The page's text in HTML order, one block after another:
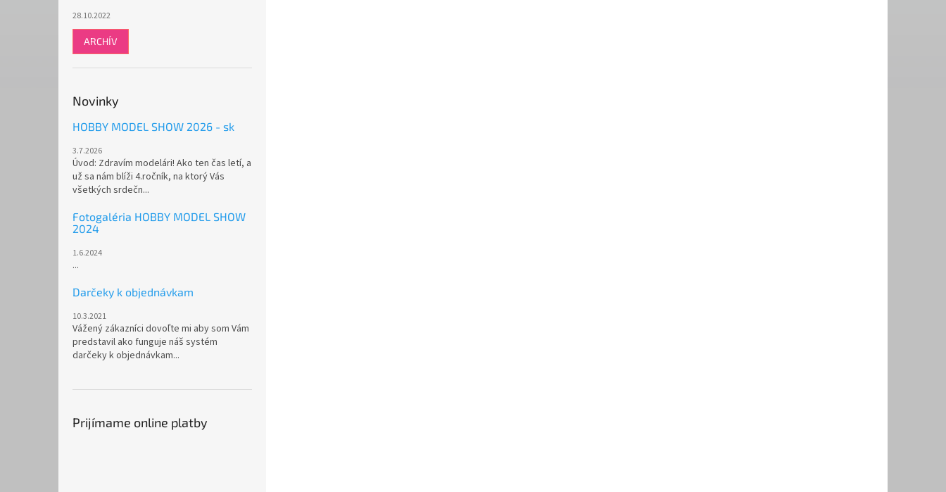
28.10.2022
ARCHÍV
Novinky
HOBBY MODEL SHOW 2026 - sk
3.7.2026
Úvod: Zdravím modelári! Ako ten čas letí, a
už sa nám blíži 4.ročník, na ktorý Vás
všetkých srdečn...
Fotogaléria HOBBY MODEL SHOW
2024
1.6.2024
...
Darčeky k objednávkam
10.3.2021
Vážený zákazníci dovoľte mi aby som Vám
predstavil ako funguje náš systém
darčeky k objednávkam...
Prijímame online platby